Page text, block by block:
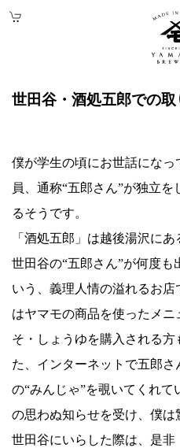
世田谷・酒処五郎での
僕が学生の頃にお世話にな
員、通称“五郎さん”が独立
るそうです。
「酒処五郎」は越後湯沢にあ
世田谷の“五郎さん”が何度も
いう、義理人情の溢れるお店
はヤマモの商品を使ったメニ
そ・しょうゆを購入される
た、インターネットで五郎
の“みんじゃ”を覗いてくれ
の思わぬ知らせを受け、僕は
世田谷にいらした際は、是